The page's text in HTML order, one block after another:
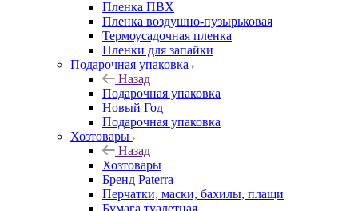
Пленка ПВХ
Пленка воздушно-пузырьковая
Термоусадочная пленка
Пленки для запайки
Подарочная упаковка
Назад
Подарочная упаковка
Новый Год
Подарочная упаковка
Хозтовары
Назад
Хозтовары
Бренд Paterra
Перчатки, маски, бахилы, плащи
Бумага туалетная